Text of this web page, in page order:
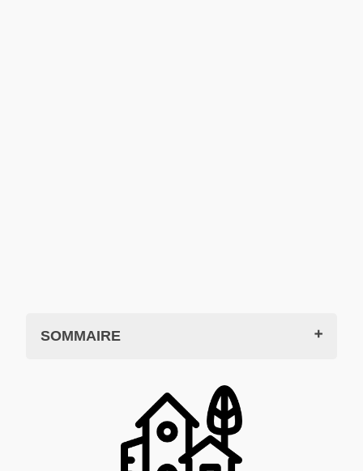
SOMMAIRE
​Historique et mise en service
Rôle économique
Vie quotidienne et déclin
Aujourd'hui